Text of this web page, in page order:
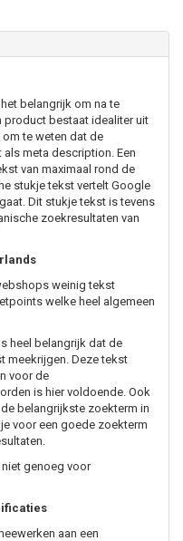
belangrijk om na te
product bestaat idealiter uit
te weten dat de
meta description. Een
van maximaal rond de
stukje tekst vertelt Google
Dit stukje tekst is tevens
zoekresultaten van
weinig tekst
welke heel algemeen
heel belangrijk dat de
meekrijgen. Deze tekst
voor de
is hier voldoende. Ook
belangrijkste zoekterm in
voor een goede zoekterm
genoeg voor
aan een